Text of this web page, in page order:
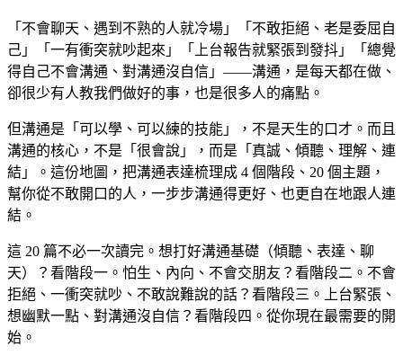
「不會聊天、遇到不熟的人就冷場」「不敢拒絕、老是委屈自
己」「一有衝突就吵起來」「上台報告就緊張到發抖」「總覺
得自己不會溝通、對溝通沒自信」——溝通，是每天都在做、
卻很少有人教我們做好的事，也是很多人的痛點。
但溝通是「可以學、可以練的技能」，不是天生的口才。而且
溝通的核心，不是「很會說」，而是「真誠、傾聽、理解、連
結」。這份地圖，把溝通表達梳理成 4 個階段、20 個主題，
幫你從不敢開口的人，一步步溝通得更好、也更自在地跟人連
結。
這 20 篇不必一次讀完。想打好溝通基礎（傾聽、表達、聊
天）？看階段一。怕生、內向、不會交朋友？看階段二。不會
拒絕、一衝突就吵、不敢說難說的話？看階段三。上台緊張、
想幽默一點、對溝通沒自信？看階段四。從你現在最需要的開
始。